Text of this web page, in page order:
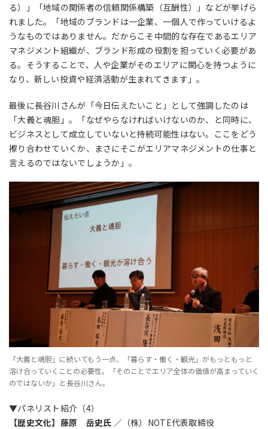
る）」「地域の関係者の信頼関係構築（互酬性）」などが挙げら
れました。「地域のブランドは一企業、一個人で作っていけるよ
うなものではありません。だからこそ中間的な存在であるエリア
マネジメント組織が、ブランド形成の役割を担っていく必要があ
る。そうすることで、人や企業がそのエリアに関心を持つように
なり、新しい投資や経済活動が生まれてきます」。
最後に長谷川さんが「今日伝えたいこと」として強調したのは
「大義と魂胆」。「なぜやらなければいけないのか、と同時に、
ビジネスとして成立していないと持続可能性はない。ここをどう
擦り合わせていくか、まさにそこがエリアマネジメントの仕事と
言えるのではないでしょうか」。
「大義と魂胆」に続いてもう一点、「暮らす・働く・観光」がもっともっと
溶け合っていくことの必要性。「そのことでエリア全体の価値が高まっていく
のではないか」と長谷川さん。
▼パネリスト紹介（4）
【歴史文化】藤原 岳史氏 ／（株）NOTE代表取締役